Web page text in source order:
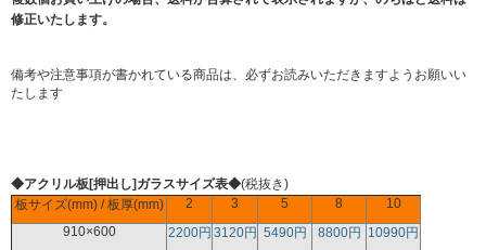
修正いたします。
備考や注意事項が書かれている商品は、必ずお読みいただきますようお願いい
たします
◆アクリル板[押出し]ガラスサイズ表◆(税抜き)
板サイズ(mm) / 板厚(mm)
2 3 5 8
10
910×600
2200円 3120円 5490円 8800円 10990円